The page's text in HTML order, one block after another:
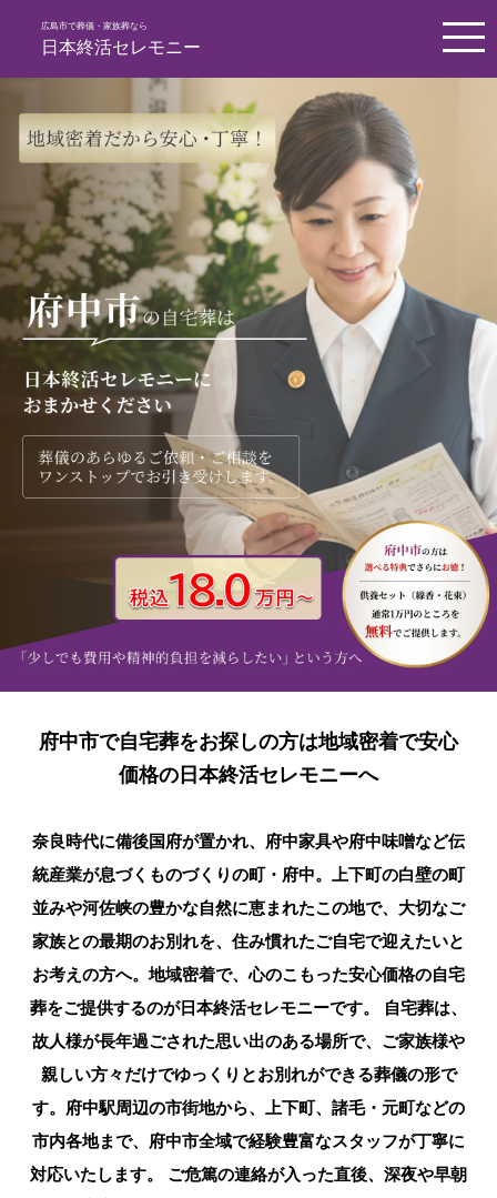
広島市で葬儀・家族葬なら
日本終活セレモニー
府中市で自宅葬をお探しの方は地域密着で安心
価格の日本終活セレモニーへ
奈良時代に備後国府が置かれ、府中家具や府中味噌など伝
統産業が息づくものづくりの町・府中。上下町の白壁の町
並みや河佐峡の豊かな自然に恵まれたこの地で、大切なご
家族との最期のお別れを、住み慣れたご自宅で迎えたいと
お考えの方へ。地域密着で、心のこもった安心価格の自宅
葬をご提供するのが日本終活セレモニーです。 自宅葬は、
故人様が長年過ごされた思い出のある場所で、ご家族様や
親しい方々だけでゆっくりとお別れができる葬儀の形で
す。府中駅周辺の市街地から、上下町、諸毛・元町などの
市内各地まで、府中市全域で経験豊富なスタッフが丁寧に
対応いたします。 ご危篤の連絡が入った直後、深夜や早朝